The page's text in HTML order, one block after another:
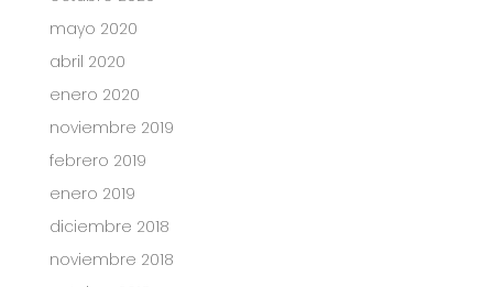
mayo 2020
abril 2020
enero 2020
noviembre 2019
febrero 2019
enero 2019
diciembre 2018
noviembre 2018